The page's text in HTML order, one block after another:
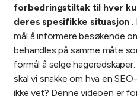
forbedringstiltak til hver
deres spesifikke situasjon .
mål å informere besøkende
behandles på samme måte
formål å selge hageredskaper.
skal vi snakke om hva en
ikke vet? Denne videoen er